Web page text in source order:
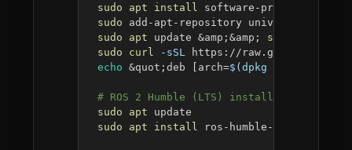
sudo
apt
install
sudo
sudo
apt update &amp ; &amp ; sudo
sudo
curl -sSL https://
echo &quot ; deb arch=$( dpkg --print-
# ROS 2 Humble (LTS) installieren
sudo
apt
sudo
apt install